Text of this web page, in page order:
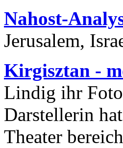
Nahost-
Jerusalem,
Kirgisztan -
Lindig ihr
Darstellerin
Theater